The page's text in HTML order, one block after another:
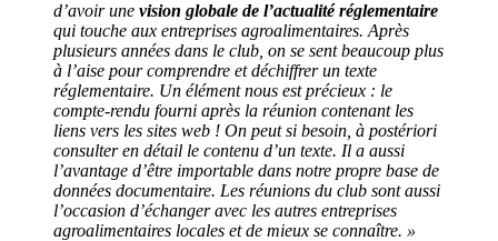
d’avoir une vision globale de l’actualité réglementaire
qui touche aux entreprises agroalimentaires. Après
plusieurs années dans le club, on se sent beaucoup plus
à l’aise pour comprendre et déchiffrer un texte
réglementaire. Un élément nous est précieux : le
compte-rendu fourni après la réunion contenant les
liens vers les sites web ! On peut si besoin, à postériori
consulter en détail le contenu d’un texte. Il a aussi
l’avantage d’être importable dans notre propre base de
données documentaire. Les réunions du club sont aussi
l’occasion d’échanger avec les autres entreprises
agroalimentaires locales et de mieux se connaître. »